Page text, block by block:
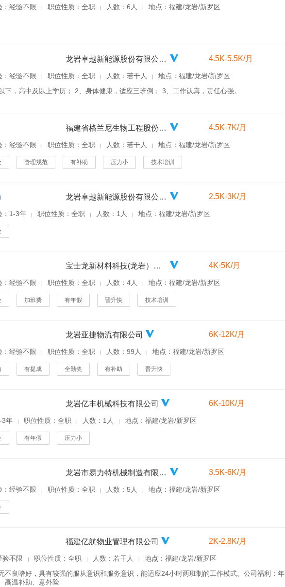
：经验不限 | 职位性质：全职 | 人数：6人 | 地点：福建/龙岩/新罗区
龙岩卓越新能源股份有限公司东宝生物能源分厂 4.5K-5.5K/月
：经验不限 | 职位性质：全职 | 人数：若干人 |
地点：福建/龙岩/新罗区
下，高中及以上学历； 2、身体健康，适应三班倒； 3、工作认真，责任心强。
福建省格兰尼生物工程股份有限公司 4.5K-7K/月
：经验不限 | 职位性质：全职 | 人数：若干人 | 地点：福建/龙岩/新罗区
管理规范 有补助 压力小 技术培训
龙岩卓越新能源股份有限公司美山生物能源分厂 2.5K-3K/月
：1-3年 | 职位性质：全职 | 人数：1人 | 地点：福建/龙岩/新罗区
宝士龙新材料科技(龙岩）有限公司 4K-5K/月
：经验不限 | 职位性质：全职 | 人数：4人 | 地点：福建/龙岩/新罗区
加班费 有年假 晋升快 技术培训
龙岩亚捷物流有限公司 6K-12K/月
：经验不限 | 职位性质：全职 | 人数：99人 | 地点：福建/龙岩/新罗区
有提成 全勤奖 有补助 晋升快
龙岩亿丰机械科技有限公司 6K-10K/月
3年 | 职位性质：全职 | 人数：1人 | 地点：福建/龙岩/新罗区
有年假 压力小
龙岩市易力特机械制造有限公司 3.5K-6K/月
：经验不限 | 职位性质：全职 | 人数：5人 | 地点：福建/龙岩/新罗区
福建亿航物业管理有限公司 2K-2.8K/月
验不限 | 职位性质：全职 | 人数：若干人 |
地点：福建/龙岩/新罗区
不良嗜好，具有较强的服从意识和服务意识，能适应24小时两班制的工作模式。公司福利：年
高温补助、意外险